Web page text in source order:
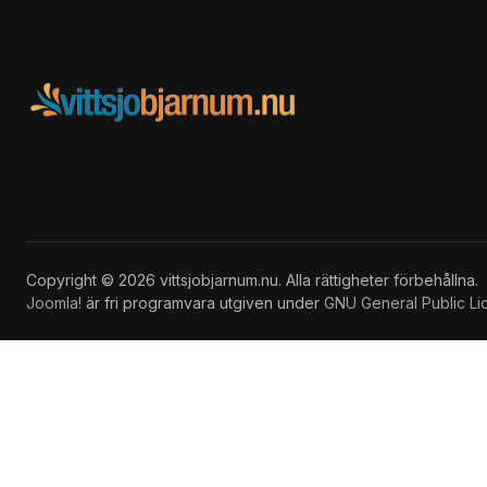
Copyright © 2026 vittsjobjarnum.nu. Alla rättigheter förbehållna.
Joomla! är fri programvara utgiven under GNU General Public